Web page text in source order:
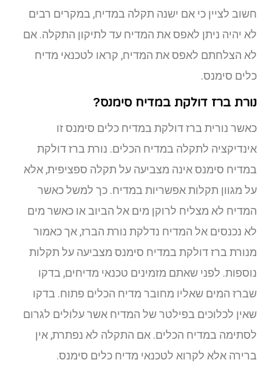
חשוב לציין כי אם ישנה תקלה במדיח, במקרים רבים
לא יהיה ניתן לאפס את המדיח עד לתיקון התקלה. אם
לא הצלחתם לאפס את המדיח, קראו לטכנאי מדיח
כלים סימנס.
נורת ברז דולקת במדיח סימנס?
כאשר נורית ברז דולקת במדיח כלים סימנס זו
אינדיקציה לתקלה במדיח הכלים. נורת ברז דולקת
במדיח סימנס אינה מצביעה על תקלה ספציפית, אלא
על מגוון תקלות אפשריות במדיח. כך למשל כאשר
המדיח לא מצליח לרוקן מים אל הביוב או כאשר מים
לא נכנסים אל המדיח נדלקת נורת הברז, אך כאמור
מנורת ברז דולקת במדיח סימנס מצביעה על תקלות
נוספות. לפני שאתם מזמינים טכנאי מדיחים, בדקו
שברז המים שאליו מחובר מדיח הכלים פתוח. בדקו
שאין לכלוכים בפילטר של המדיח אשר עלולים לגרום
לסתימה במדיח הכלים. אם התקלה לא נפתרת, אין
ברירה אלא לקרוא לטכנאי מדיח כלים סימנס.